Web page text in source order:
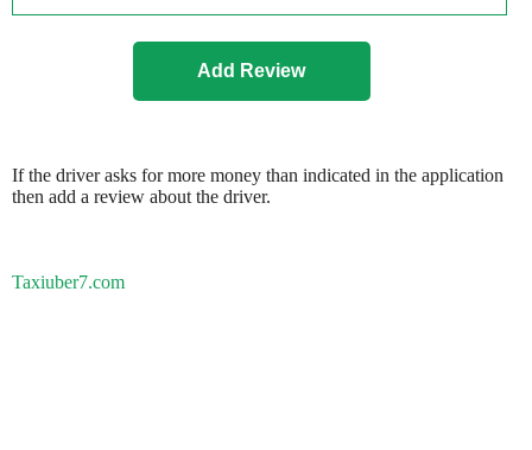
If the driver asks for more money than indicated in the application
then add a review about the driver.
Taxiuber7.com